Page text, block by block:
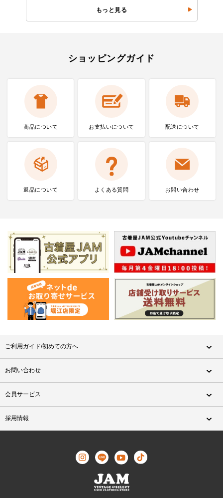
もっと見る
ショッピングガイド
商品について お支払いについて 配送について
返品について よくある質問 お問い合わせ
ご利用ガイド/初めての方へ
お問い合わせ
会員サービス
採用情報